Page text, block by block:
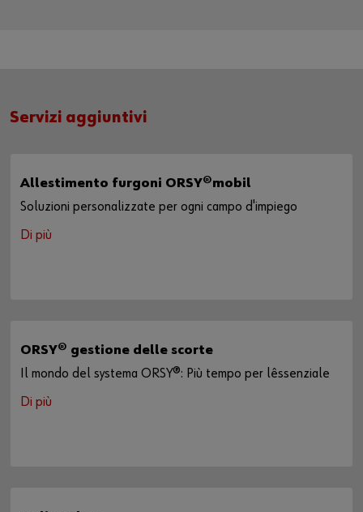
Servizi aggiuntivi
Allestimento furgoni ORSY®mobil
Soluzioni personalizzate per ogni campo d'impiego
Di più
ORSY® gestione delle scorte
Il mondo del systema ORSY®: Più tempo per lêssenziale
Di più